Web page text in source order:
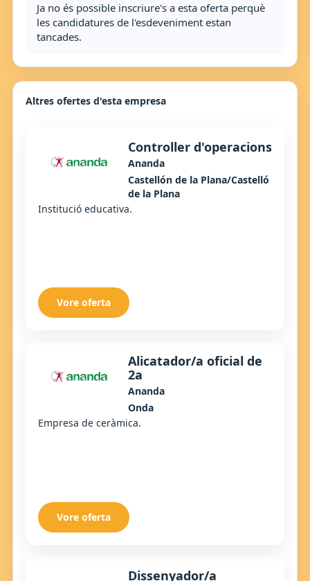
Ja no és possible inscriure's a esta oferta perquè
les candidatures de l'esdeveniment estan
tancades.
Altres ofertes d'esta empresa
Controller d'operacions
Ananda
Castellón de la Plana/Castelló
de la Plana
Institució educativa.
Vore oferta
Alicatador/a oficial de
2a
Ananda
Onda
Empresa de ceràmica.
Vore oferta
Dissenyador/a